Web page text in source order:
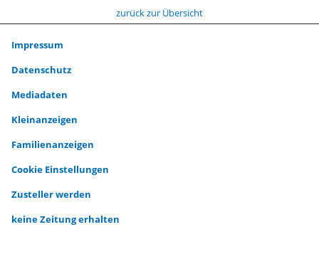
zurück zur Übersicht
Impressum
Datenschutz
Mediadaten
Kleinanzeigen
Familienanzeigen
Cookie Einstellungen
Zusteller werden
keine Zeitung erhalten